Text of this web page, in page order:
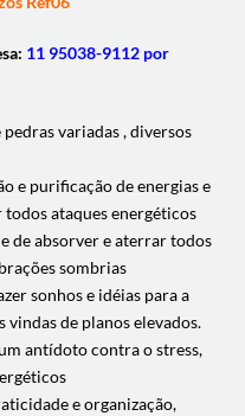
11 95038-9112 por
variadas , diversos
e purificação de energias e
ataques energéticos
de absorver e aterrar todos
sombrias
sonhos e idéias para a
vindas de planos elevados.
antídoto contra o stress,
e organização,